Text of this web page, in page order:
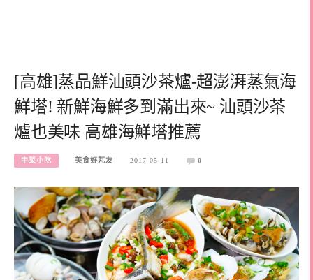
[高雄]蒸品鮮汕頭沙茶爐-超澎湃蒸氣海
鮮塔! 新鮮海鮮多到滿出來~ 汕頭沙茶
爐也美味 高雄海鮮塔推薦
中菜小吃 美食好芃友 2017-05-11 0